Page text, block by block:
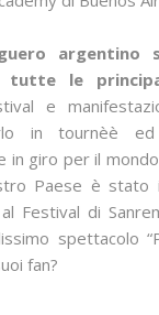
argentino
tutte le
e
in tournèè
in giro per il
Paese è stato
Festival di
spettacolo
fan?